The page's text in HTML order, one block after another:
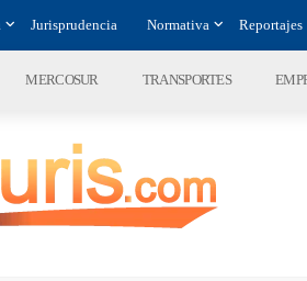
Jurisprudencia Normativa Reportajes
MERCOSUR TRANSPORTES